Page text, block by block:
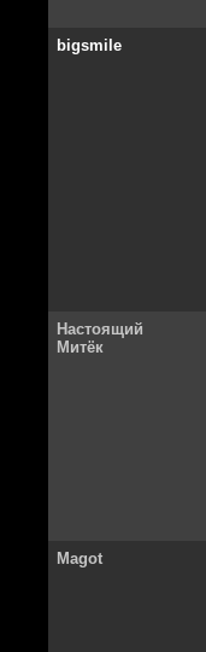
bigsmile
Настоящий
Митёк
Magot